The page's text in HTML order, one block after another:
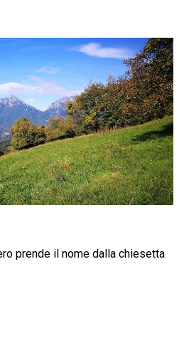
prende il nome dalla chiesetta